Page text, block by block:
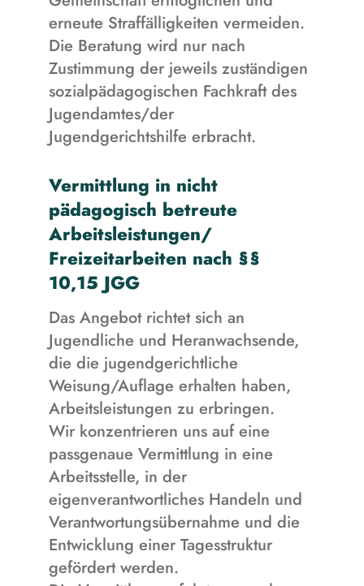
erneute Straffälligkeiten vermeiden.
Die Beratung wird nur nach
Zustimmung der jeweils zuständigen
sozialpädagogischen Fachkraft des
Jugendamtes/der
Jugendgerichtshilfe erbracht.
Vermittlung in nicht
pädagogisch betreute
Arbeitsleistungen/
Freizeitarbeiten nach §§
10,15 JGG
Das Angebot richtet sich an
Jugendliche und Heranwachsende,
die die jugendgerichtliche
Weisung/Auflage erhalten haben,
Arbeitsleistungen zu erbringen.
Wir konzentrieren uns auf eine
passgenaue Vermittlung in eine
Arbeitsstelle, in der
eigenverantwortliches Handeln und
Verantwortungsübernahme und die
Entwicklung einer Tagesstruktur
gefördert werden.